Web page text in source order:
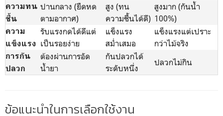
ความทน
ชื้น
ปานกลาง (ยืดหด
ตามอากาศ)
สูง (ทน
ความชื้นได้ดี)
สูงมาก (กันน้ำ
100%)
ความ
แข็งแรง
รับแรงกดได้ดีแต่
เป็นรอยง่าย
แข็งแรง
สม่ำเสมอ
แข็งแรงแต่เปราะ
กว่าไม้จริง
การกัน
ปลวก
ต้องผ่านการอัด
น้ำยา
กันปลวกได้
ระดับหนึ่ง
ปลวกไม่กิน
ข้อแนะนำในการเลือกใช้งาน